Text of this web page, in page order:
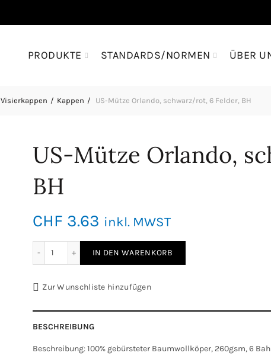
PRODUKTE STANDARDS/NORMEN ÜBER
Visierkappen Kappen US-Mütze Orlando, schwarz/rot, 6 Felder, BH
US-Mütze Orlando,
BH
CHF 3.63 inkl. MWST
IN DEN WARENKORB
Zur Wunschliste hinzufügen
BESCHREIBUNG
Beschreibung: 100% gebürsteter Baumwollköper, 260gsm, 6